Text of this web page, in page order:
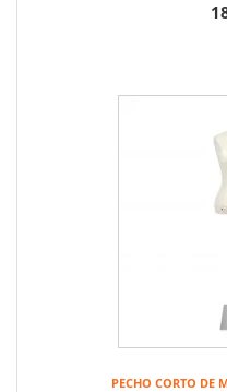
PECHO CORTO DE